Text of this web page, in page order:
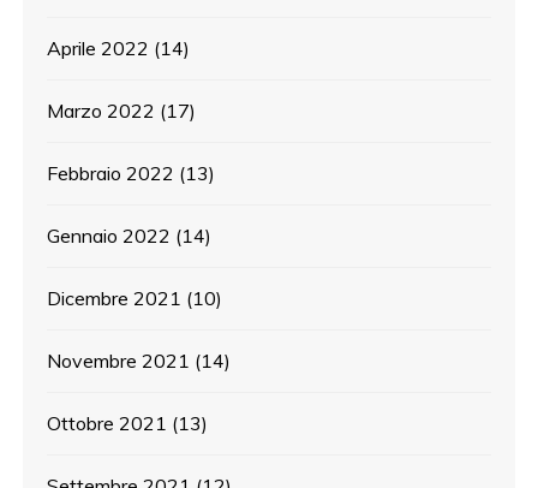
Aprile 2022 (14)
Marzo 2022 (17)
Febbraio 2022 (13)
Gennaio 2022 (14)
Dicembre 2021 (10)
Novembre 2021 (14)
Ottobre 2021 (13)